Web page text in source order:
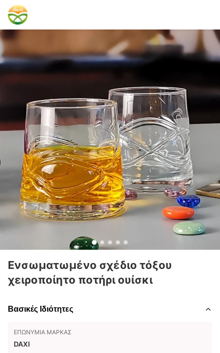
Ενσωματωμένο σχέδιο τόξου
χειροποίητο ποτήρι ουίσκι
Βασικές Ιδιότητες
ΕΠΩΝΥΜΊΑ ΜΆΡΚΑΣ
DAXI